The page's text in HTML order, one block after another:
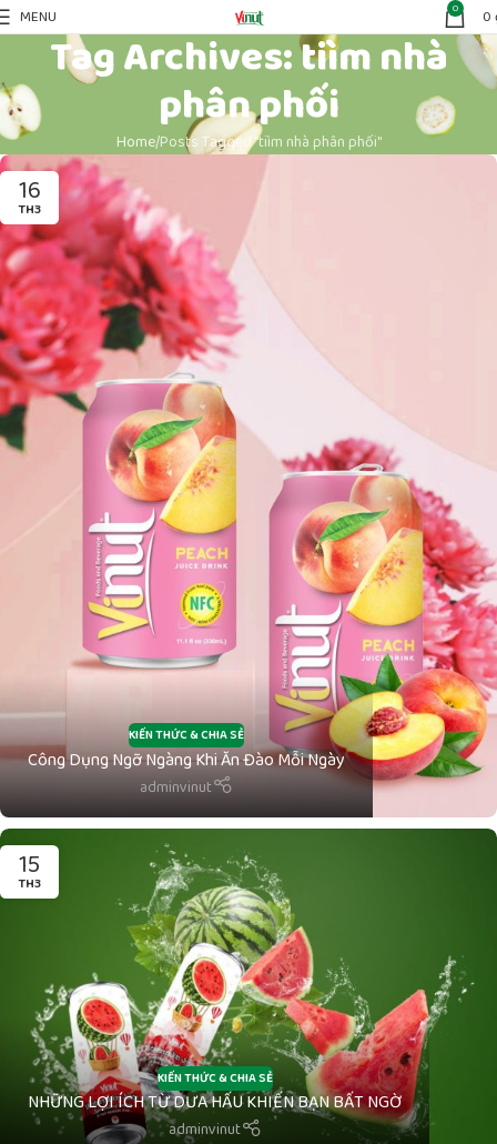
MENU 0 0
Tag Archives: tiìm nhà
phân phối
HomePosts Tagged "tiìm nhà phân phối"
16
TH3
KIẾN THỨC & CHIA SẺ
Công Dụng Ngỡ Ngàng Khi Ăn Đào Mỗi Ngày
adminvinut
15
TH3
KIẾN THỨC & CHIA SẺ
NHỮNG LỢI ÍCH TỪ DƯA HẤU KHIẾN BẠN BẤT NGỜ
adminvinut